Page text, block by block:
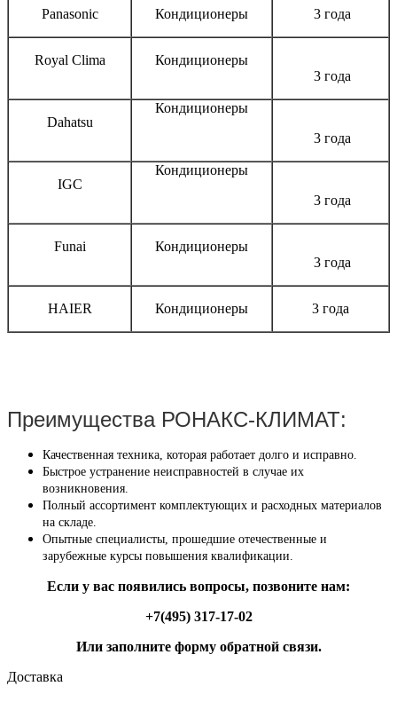
Panasonic Кондиционеры 3 года
Royal Clima
Кондиционеры
3 года
Dahatsu
Кондиционеры
3 года
IGC
Кондиционеры
3 года
Funai
Кондиционеры
3 года
HAIER Кондиционеры 3 года
Преимущества РОНАКС-КЛИМАТ:
Качественная техника, которая работает долго и исправно.
Быстрое устранение неисправностей в случае их
возникновения.
Полный ассортимент комплектующих и расходных материалов
на складе.
Опытные специалисты, прошедшие отечественные и
зарубежные курсы повышения квалификации.
Если у вас появились вопросы, позвоните нам:
+7(495) 317-17-02
Или заполните форму обратной связи.
Доставка